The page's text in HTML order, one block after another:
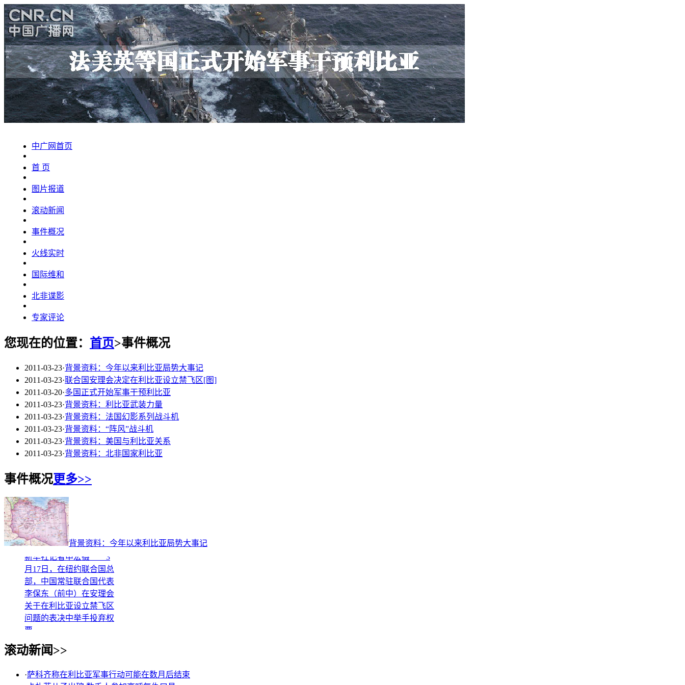
中广网首页
首 页
图片报道
滚动新闻
事件概况
火线实时
国际维和
北非谍影
专家评论
您现在的位置： 首页>事件概况
2011-03-23·背景资料：今年以来利比亚局势大事记
2011-03-23·联合国安理会决定在利比亚设立禁飞区[图]
2011-03-20·多国正式开始军事干预利比亚
2011-03-23·背景资料：利比亚武装力量
2011-03-23·背景资料：法国幻影系列战斗机
2011-03-23·背景资料：“阵风”战斗机
2011-03-23·背景资料：美国与利比亚关系
2011-03-23·背景资料：北非国家利比亚
事件概况更多>>
背景资料：今年以来利比亚局势大事记
3月17日，在美国纽约联
合国总部，部分安理会理
事国代表举手投赞成票。
月17日，在纽约联合国总
部，中国常驻联合国代表
李保东（前中）在安理会
关于在利比亚设立禁飞区
问题的表决中举手投弃权
票。
3月17日，在美国纽约联
合国总部，部分安理会理
事国代表举手投赞成票。
新华社记者申宏摄 3
滚动新闻>>
·萨科齐称在利比亚军事行动可能在数月后结束